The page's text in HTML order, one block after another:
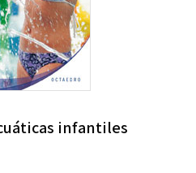
infantiles